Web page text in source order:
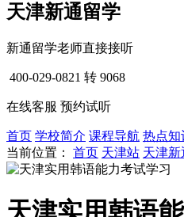
天津新通留学
新通留学老师直接接听
400-029-0821 转 9068
在线客服 预约试听
首页 学校简介 课程导航 热点知
当前位置：
首页 天津站 天津新